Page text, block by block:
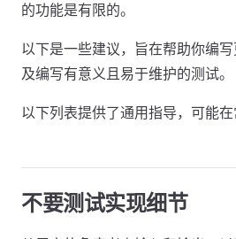
的功能是有限的。
以下是一些建议，旨在帮助你编
及编写有意义且易于维护的测试。
以下列表提供了通用指导，可能在
不要测试实现细节